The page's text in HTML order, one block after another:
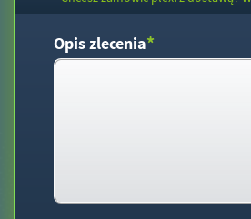
Opis zlecenia*